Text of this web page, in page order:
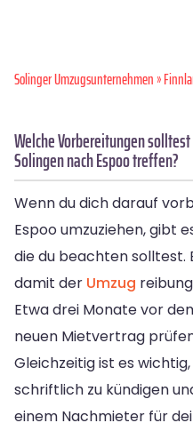
Solinger Umzugsunternehmen»
Welche Vorbereitungen
Solingen nach Espoo treffen?
Wenn du dich darauf
Espoo umzuziehen, gibt
die du beachten solltest.
damit der Umzug
Etwa drei Monate vor
neuen Mietvertrag
Gleichzeitig ist es
schriftlich zu kündigen
einem Nachmieter für